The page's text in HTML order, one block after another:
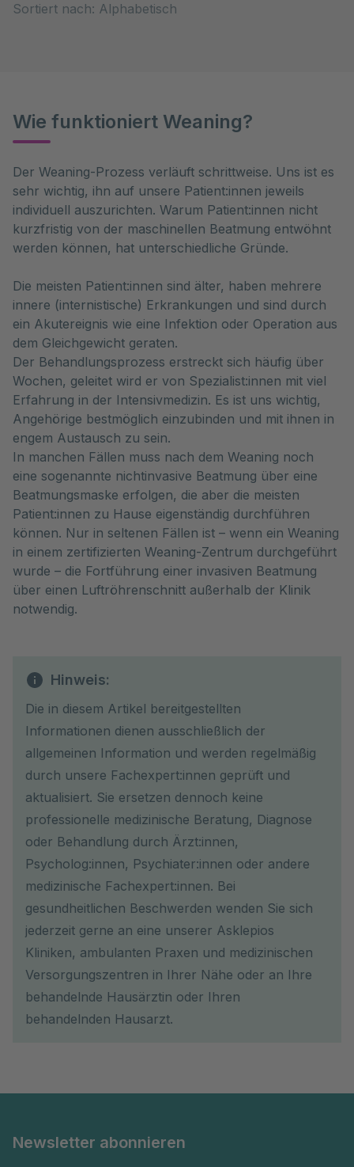
Wie funktioniert Weaning?
Der Weaning-Prozess verläuft schrittweise. Uns ist es
sehr wichtig, ihn auf unsere Patient:innen jeweils
individuell auszurichten. Warum Patient:innen nicht
kurzfristig von der maschinellen Beatmung entwöhnt
werden können, hat unterschiedliche Gründe.
Die meisten Patient:innen sind älter, haben mehrere
innere (internistische) Erkrankungen und sind durch
ein Akutereignis wie eine Infektion oder Operation aus
dem Gleichgewicht geraten.
Der Behandlungsprozess erstreckt sich häufig über
Wochen, geleitet wird er von Spezialist:innen mit viel
Erfahrung in der Intensivmedizin. Es ist uns wichtig,
Angehörige bestmöglich einzubinden und mit ihnen in
engem Austausch zu sein.
In manchen Fällen muss nach dem Weaning noch
eine sogenannte nichtinvasive Beatmung über eine
Beatmungsmaske erfolgen, die aber die meisten
Patient:innen zu Hause eigenständig durchführen
können. Nur in seltenen Fällen ist – wenn ein Weaning
in einem zertifizierten Weaning-Zentrum durchgeführt
wurde – die Fortführung einer invasiven Beatmung
über einen Luftröhrenschnitt außerhalb der Klinik
notwendig.
Hinweis:
Die in diesem Artikel bereitgestellten
Informationen dienen ausschließlich der
allgemeinen Information und werden regelmäßig
durch unsere Fachexpert:innen geprüft und
aktualisiert. Sie ersetzen dennoch keine
professionelle medizinische Beratung, Diagnose
oder Behandlung durch Ärzt:innen,
Psycholog:innen, Psychiater:innen oder andere
medizinische Fachexpert:innen. Bei
gesundheitlichen Beschwerden wenden Sie sich
jederzeit gerne an eine unserer Asklepios
Kliniken, ambulanten Praxen und medizinischen
Versorgungszentren in Ihrer Nähe oder an Ihre
behandelnde Hausärztin oder Ihren
behandelnden Hausarzt.
Newsletter abonnieren